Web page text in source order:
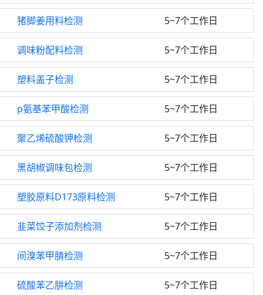
猪脚姜用料检测 5~7个工作日
调味粉配料检测 5~7个工作日
塑料盖子检测 5~7个工作日
p氨基苯甲酸检测 5~7个工作日
聚乙烯硫酸钾检测 5~7个工作日
黑胡椒调味包检测 5~7个工作日
塑胶原料D173原料检测 5~7个工作日
韭菜饺子添加剂检测 5~7个工作日
间溴苯甲腈检测 5~7个工作日
硫酸苯乙肼检测 5~7个工作日